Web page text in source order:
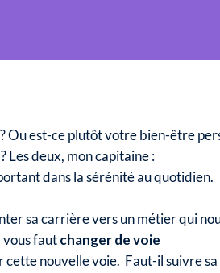
Ou est-ce plutôt votre bien-être
Les deux, mon capitaine :
dans la sérénité au quotidien.
sa carrière vers un métier qui
vous fautchanger de voie
cette nouvelle voie. Faut-il suivre sa